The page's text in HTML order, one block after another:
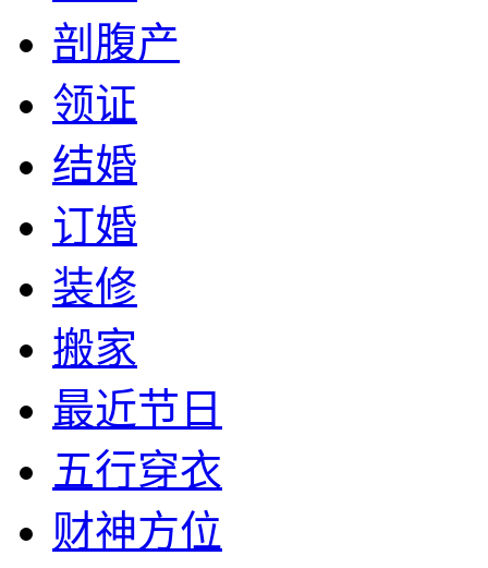
剖腹产
领证
结婚
订婚
装修
搬家
最近节日
五行穿衣
财神方位